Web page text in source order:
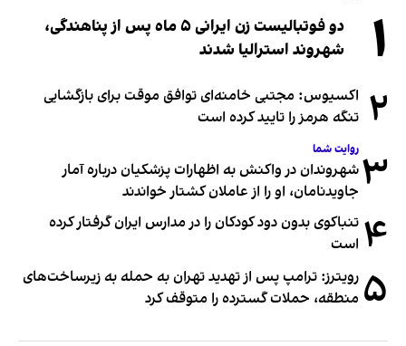
۱
دو فوتبالیست زن ایرانی ۵ ماه پس از پناهندگی،
شهروند استرالیا شدند
۲ اکسیوس: مجتبی خامنه‌ای توافق موقت برای بازگشایی
تنگه هرمز را تایید کرده است
۳ روایت شما
شهروندان در واکنش به اظهارات پزشکیان درباره آمار
جاویدنامان، او را از عاملان کشتار خواندند
۴ تنباکوی بدون دود کودکان را در مدارس ایران گرفتار کرده
است
۵ رویترز: ترامپ پس از تهدید تهران به حمله به زیرساخت‌های
منطقه، حملات گسترده را متوقف کرد